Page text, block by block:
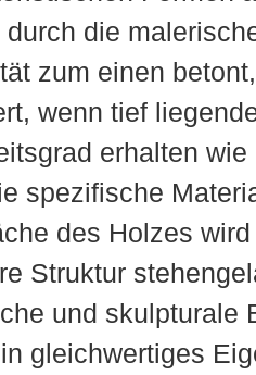
durch die
zum einen
wenn tief
erhalten
spezifische
des Holzes
Struktur
und skulpturale
gleichwertiges